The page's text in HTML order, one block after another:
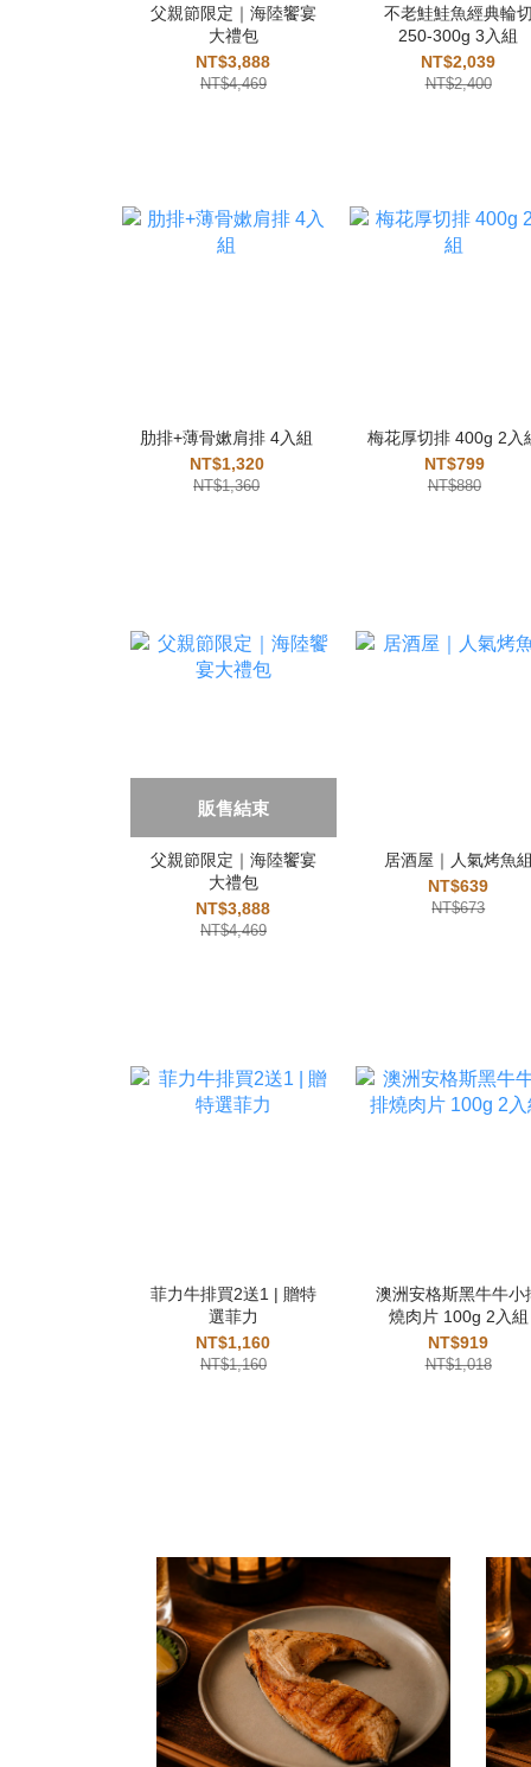
父親節限定｜海陸饗宴
大禮包
NT$3,888
NT$4,469
不老鮭鮭魚經典輪
250-300g 3入組
NT$2,039
NT$2,400
肋排+薄骨嫰肩排 4入組
NT$1,320
NT$1,360
梅花厚切排 400g 2入
NT$799
NT$880
販售結束
父親節限定｜海陸饗宴
大禮包
NT$3,888
NT$4,469
居酒屋｜人氣烤魚
NT$639
NT$673
菲力牛排買2送1 | 贈特
選菲力
NT$1,160
NT$1,160
澳洲安格斯黑牛牛小
燒肉片 100g 2入組
NT$919
NT$1,018